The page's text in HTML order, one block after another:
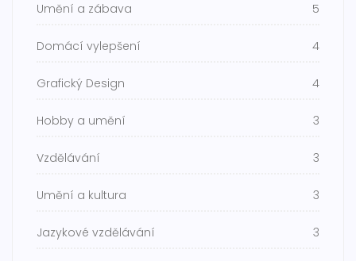
Umění a zábava 5
Domácí vylepšení 4
Grafický Design 4
Hobby a umění 3
Vzdělávání 3
Umění a kultura 3
Jazykové vzdělávání 3